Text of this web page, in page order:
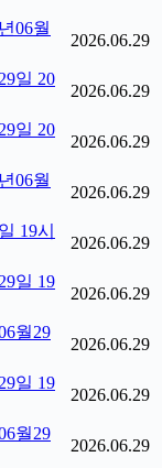
06월
2026.06.29
일 20
2026.06.29
일 20
2026.06.29
06월
2026.06.29
19시
2026.06.29
일 19
2026.06.29
월29
2026.06.29
일 19
2026.06.29
월29
2026.06.29